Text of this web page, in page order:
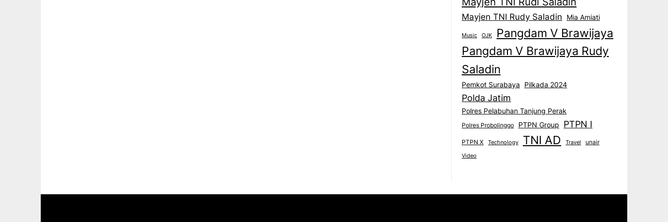
Mayjen TNI Rudy Saladin Mia Amiati
Music OJK Pangdam V Brawijaya
Pangdam V Brawijaya Rudy
Saladin
Pemkot Surabaya Pilkada 2024
Polda Jatim
Polres Pelabuhan Tanjung Perak
Polres Probolinggo PTPN Group PTPN I
PTPN X Technology TNI AD Travel unair
Video